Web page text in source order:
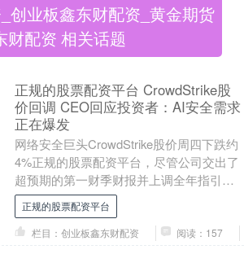
创业板鑫东财配资_黄金期货
财配资 相关话题
正规的股票配资平台 CrowdStrike股
价回调 CEO回应投资者：AI安全需求
正在爆发
网络安全巨头CrowdStrike股价周四下跌约
4%正规的股票配资平台，尽管公司交出了
超预期的第一财季财报并上调全年指引。
首席执行官乔治·库尔茨在财报发布后向
投....
正规的股票配资平台
栏目：创业板鑫东财配资
阅读：157